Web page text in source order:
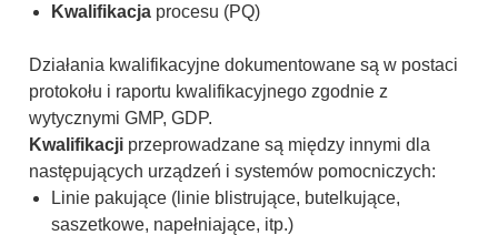
Kwalifikacja procesu (PQ)
Działania kwalifikacyjne dokumentowane są w postaci
protokołu i raportu kwalifikacyjnego zgodnie z
wytycznymi GMP, GDP.
Kwalifikacji przeprowadzane są między innymi dla
następujących urządzeń i systemów pomocniczych:
Linie pakujące (linie blistrujące, butelkujące,
saszetkowe, napełniające, itp.)